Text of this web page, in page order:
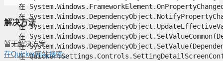
在
在
在
在
在
在
解决方法
暂无解决方案。
在Quicker网站搜索...